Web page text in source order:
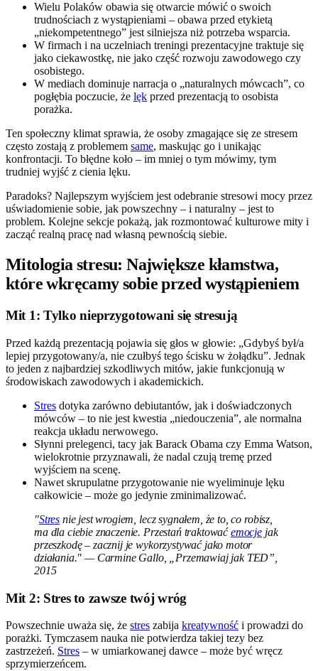
Wielu Polaków obawia się otwarcie mówić o swoich
trudnościach z wystąpieniami – obawa przed etykietą
„niekompetentnego” jest silniejsza niż potrzeba wsparcia.
W firmach i na uczelniach treningi prezentacyjne traktuje się
jako ciekawostkę, nie jako część rozwoju zawodowego czy
osobistego.
W mediach dominuje narracja o „naturalnych mówcach”, co
pogłębia poczucie, że lęk przed prezentacją to osobista
porażka.
Ten społeczny klimat sprawia, że osoby zmagające się ze stresem
często zostają z problemem same, maskując go i unikając
konfrontacji. To błędne koło – im mniej o tym mówimy, tym
trudniej wyjść z cienia lęku.
Paradoks? Najlepszym wyjściem jest odebranie stresowi mocy przez
uświadomienie sobie, jak powszechny – i naturalny – jest to
problem. Kolejne sekcje pokażą, jak rozmontować kulturowe mity i
zacząć realną pracę nad własną pewnością siebie.
Mitologia stresu: Największe kłamstwa,
które wkręcamy sobie przed wystąpieniem
Mit 1: Tylko nieprzygotowani się stresują
Przed każdą prezentacją pojawia się głos w głowie: „Gdybyś był/a
lepiej przygotowany/a, nie czułbyś tego ścisku w żołądku”. Jednak
to jeden z najbardziej szkodliwych mitów, jakie funkcjonują w
środowiskach zawodowych i akademickich.
Stres dotyka zarówno debiutantów, jak i doświadczonych
mówców – to nie jest kwestia „niedouczenia”, ale normalna
reakcja układu nerwowego.
Słynni prelegenci, tacy jak Barack Obama czy Emma Watson,
wielokrotnie przyznawali, że nadal czują tremę przed
wyjściem na scenę.
Nawet skrupulatne przygotowanie nie wyeliminuje lęku
całkowicie – może go jedynie zminimalizować.
"Stres nie jest wrogiem, lecz sygnałem, że to, co robisz,
ma dla ciebie znaczenie. Przestań traktowaćemocje jak
przeszkodę – zacznij je wykorzystywać jako motor
działania." — Carmine Gallo, „Przemawiaj jak TED”,
2015
Mit 2: Stres to zawsze twój wróg
Powszechnie uważa się, że stres zabija kreatywność i prowadzi do
porażki. Tymczasem nauka nie potwierdza takiej tezy bez
zastrzeżeń. Stres – w umiarkowanej dawce – może być wręcz
sprzymierzeńcem.